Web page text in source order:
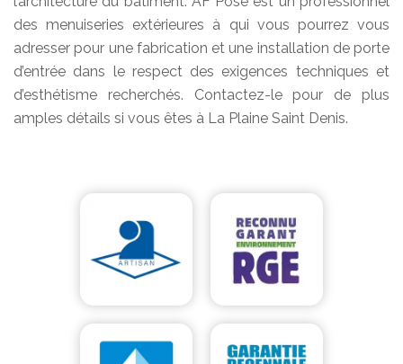
des menuiseries extérieures à qui vous pourrez vous
adresser pour une fabrication et une installation de porte
d’entrée dans le respect des exigences techniques et
d’esthétisme recherchés. Contactez-le pour de plus
amples détails si vous êtes à La Plaine Saint Denis.